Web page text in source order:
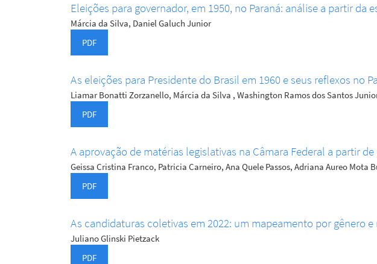
Eleições para governador, em 1950, no Paraná: análise a partir da
Márcia da Silva, Daniel Galuch Junior
PDF
As eleições para Presidente do Brasil em 1960 e seus reflexos no
Liamar Bonatti Zorzanello, Márcia da Silva , Washington Ramos dos Santos
PDF
A aprovação de matérias legislativas na Câmara Federal a partir
Geissa Cristina Franco, Patricia Carneiro, Ana Quele Passos, Adriana Aureo Mota
PDF
As candidaturas coletivas em 2022: um mapeamento por gênero e
Juliano Glinski Pietzack
PDF